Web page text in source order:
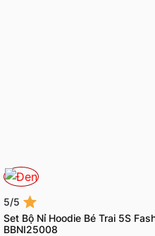
5/5
Set Bộ Nỉ Hoodie Bé Trai 5S
BBNI25008